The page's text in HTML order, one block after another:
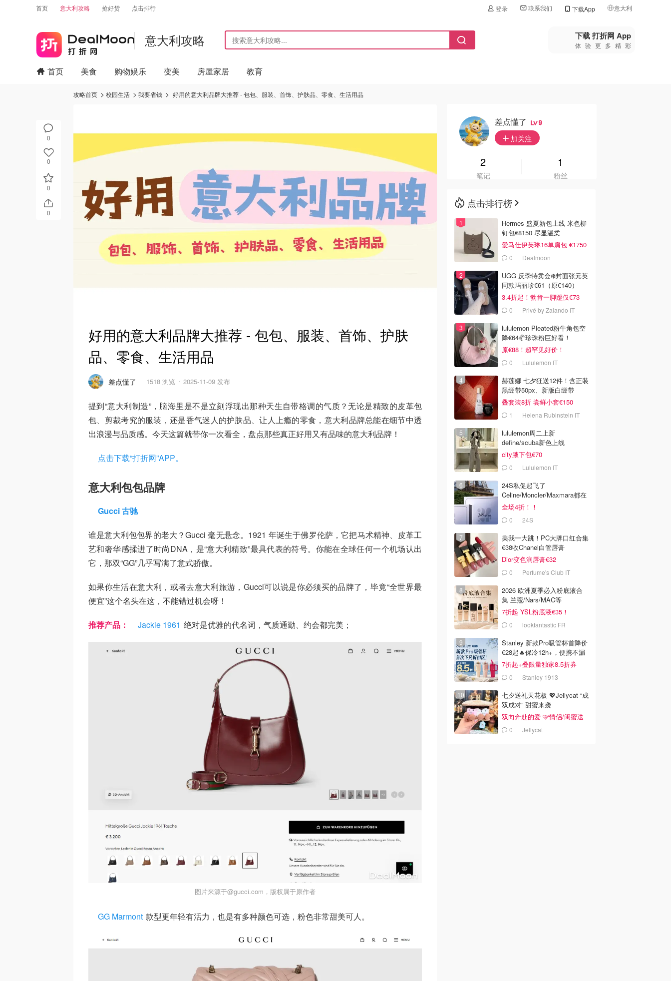
首页 意大利攻略 抢好货 点击排行 登录 联系我们 下载App 意大利
🇺🇸美国
🇨🇳中国
🇦🇺
意大利攻略 下载 打折网 App
体验更多精彩
0
0
0
0
首页 美食 购物娱乐 变美 房屋家居 教育
攻略首页 校园生活 我要省钱 好用的意大利品牌大推荐 - 包包、服装、首饰、护肤品、零食、生活用品
好用的意大利品牌大推荐 - 包包、服装、首饰、护肤
品、零食、生活用品
差点懂了 1518 浏览 2025-11-09 发布
提到“意大利制造”，脑海里是不是立刻浮现出那种天生自带格调的气质？无论是精致的皮革包
包、剪裁考究的服装，还是香气迷人的护肤品、让人上瘾的零食，意大利品牌总能在细节中透
出浪漫与品质感。今天这篇就带你一次看全，盘点那些真正好用又有品味的意大利品牌！
点击下载“打折网”APP。
意大利包包品牌
Gucci 古驰
谁是意大利包包界的老大？Gucci 毫无悬念。1921 年诞生于佛罗伦萨，它把马术精神、皮革工
艺和奢华感揉进了时尚DNA，是“意大利精致”最具代表的符号。你能在全球任何一个机场认出
它，那双“GG”几乎写满了意式骄傲。
如果你生活在意大利，或者去意大利旅游，Gucci可以说是你必须买的品牌了，毕竟“全世界最
便宜”这个名头在这，不能错过机会呀！
推荐产品： Jackie 1961 绝对是优雅的代名词，气质通勤、约会都完美；
图片来源于@gucci.com，版权属于原作者
GG Marmont 款型更年轻有活力，也是有多种颜色可选，粉色非常甜美可人。
差点懂了 9
加关注
2
笔记
1
粉丝
点击排行榜
Hermes 盛夏新包上线 米色柳
钉包€8150 尽显温柔
爱马仕伊芙琳16单肩包 €1750
0 Dealmoon
UGG 反季特卖会❄️封面张元英
同款玛丽珍€61（原€140）
3.4折起！勃肯一脚蹬仅€73
0 Privé by Zalando IT
lululemon Pleated粉牛角包空
降€64🥐珍珠粉巨好看！
原€88！超罕见好价！
0 Lululemon IT
赫莲娜 七夕狂送12件！含正装
黑绷带50px、新版白绷带
叠套装8折 尝鲜小套€150
1 Helena Rubinstein IT
lululemon周二上新
define/scuba新色上线
city腋下包€70
0 Lululemon IT
24S私促起飞了
Celine/Moncler/Maxmara都在
全场4折！！
0 24S
美我一大跳！PC大牌口红合集
€38收Chanel白管唇膏
Dior变色润唇膏€32
0 Perfume's Club IT
2026 欧洲夏季必入粉底液合
集 兰蔻/Nars/MAC等
7折起 YSL粉底液€35！
0 lookfantastic FR
Stanley 新款Pro吸管杯首降价
€28起🔥保冷12h+，便携不漏
水
7折起+叠限量独家8.5折券
0 Stanley 1913
七夕送礼天花板 💖Jellycat “成
双成对” 甜蜜来袭
双向奔赴的爱 🩷情侣/闺蜜送
礼 0 Jellycat